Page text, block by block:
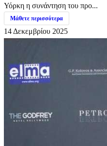
Υόρκη η συνάντηση του προ...
Μάθετε περισσότερα
14 Δεκεμβρίου 2025